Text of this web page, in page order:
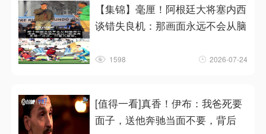
【集锦】毫厘！阿根廷大将塞内西
谈错失良机：那画面永远不会从脑
1598 2026-07-24
[值得一看]真香！伊布：我爸死要
面子，送他奔驰当面不要，背后